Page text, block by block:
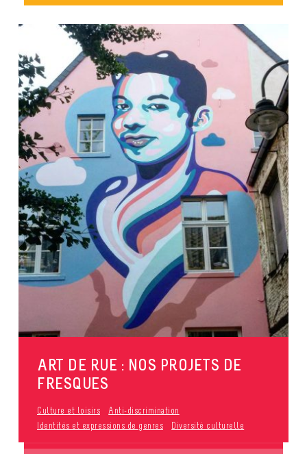
ART DE RUE : NOS PROJETS DE
FRESQUES
Culture et loisirs
Anti-discrimination
Identités et expressions de genres
Diversité culturelle